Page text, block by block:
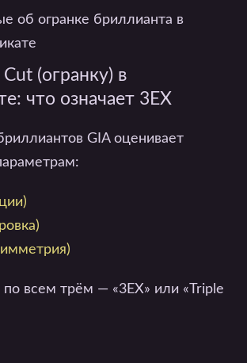
(огранку) в
что означает 3EX
GIA оценивает
всем трём — «3EX» или «Triple